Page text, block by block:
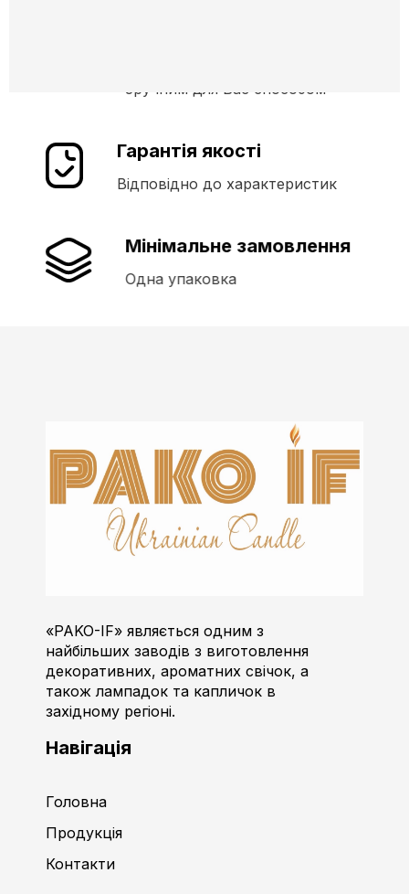
Зручним для Вас способом
Гарантія якості
Відповідно до характеристик
Мінімальне замовлення
Одна упаковка
«PAKO-IF» являється одним з
найбільших заводів з виготовлення
декоративних, ароматних свічок, а
також лампадок та капличок в
західному регіоні.
Навігація
Головна
Продукція
Контакти